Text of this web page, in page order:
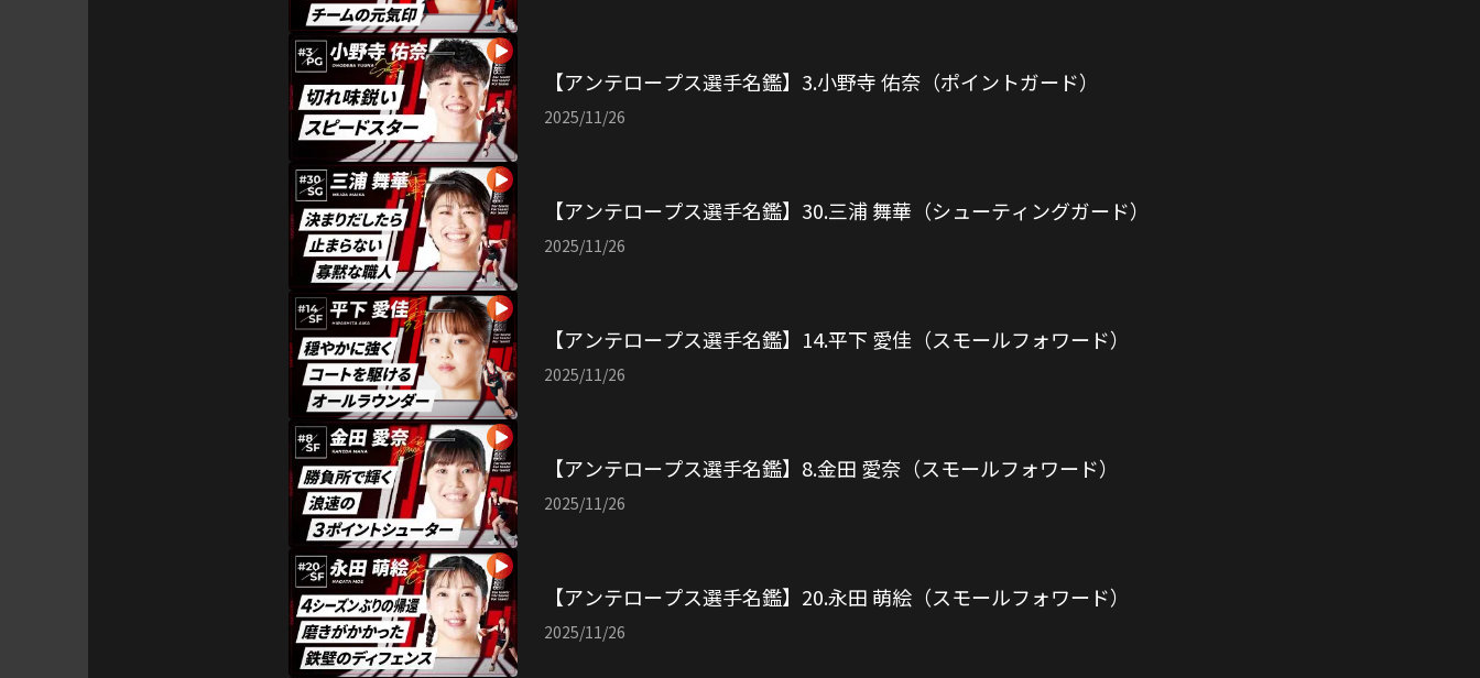
【アンテロープス選手名鑑】3.小野寺 佑奈（ポイントガード）
2025/11/26
【アンテロープス選手名鑑】30.三浦 舞華（シューティングガード）
2025/11/26
【アンテロープス選手名鑑】14.平下 愛佳（スモールフォワード）
2025/11/26
【アンテロープス選手名鑑】8.金田 愛奈（スモールフォワード）
2025/11/26
【アンテロープス選手名鑑】20.永田 萌絵（スモールフォワード）
2025/11/26